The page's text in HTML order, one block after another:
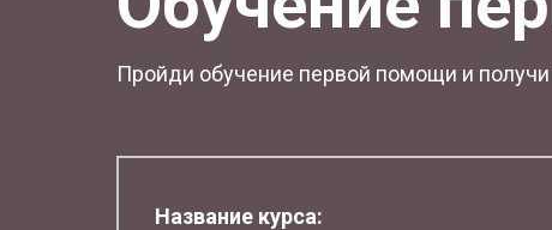
Пройди обучение первой помощи и получи
Название курса: